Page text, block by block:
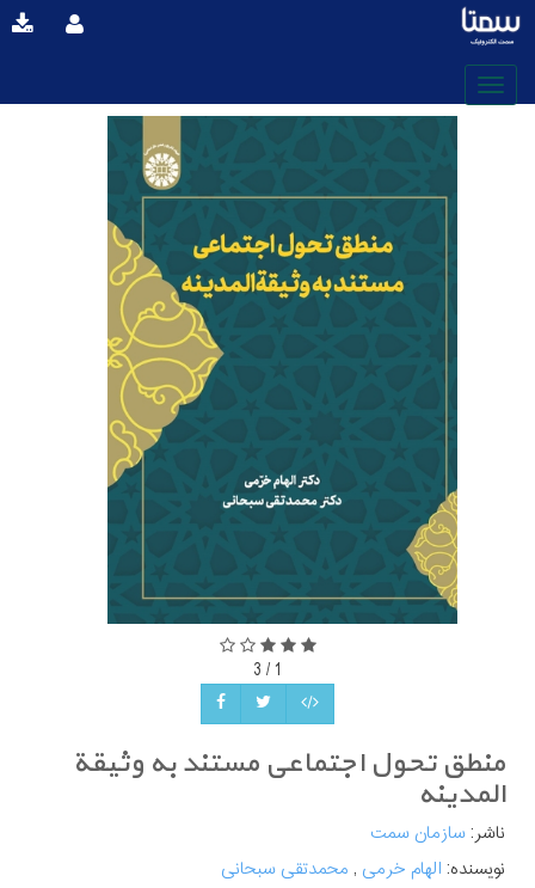
1
/
3
منطق تحول اجتماعی مستند به وثیقة
المدینه
ناشر:سازمان سمت
نویسنده: الهام خرمی , محمدتقی سبحانی